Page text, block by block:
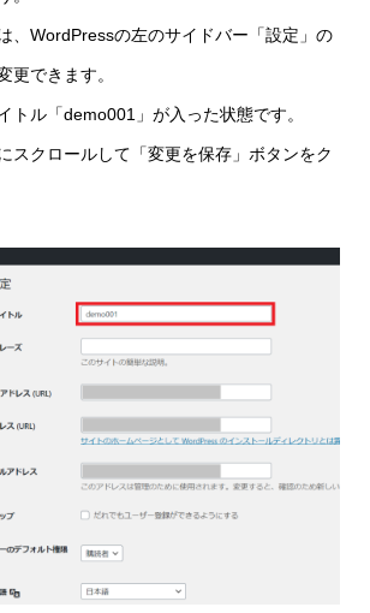
、WordPressの左のサイドバー「設定」の
更できます。
トル「demo001」が入った状態です。
スクロールして「変更を保存」ボタンをク